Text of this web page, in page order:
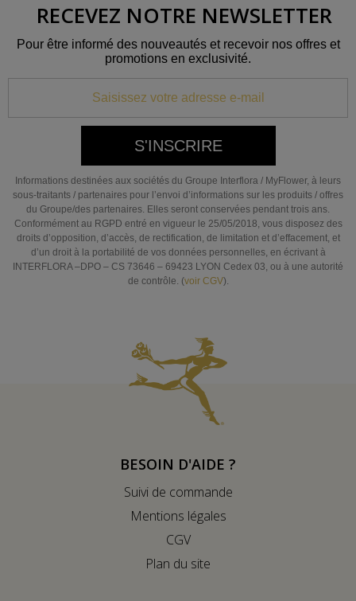
RECEVEZ NOTRE NEWSLETTER
Pour être informé des nouveautés et recevoir nos offres et
promotions en exclusivité.
S'INSCRIRE
Informations destinées aux sociétés du Groupe Interflora / MyFlower, à leurs
sous-traitants / partenaires pour l’envoi d’informations sur les produits / offres
du Groupe/des partenaires. Elles seront conservées pendant trois ans.
Conformément au RGPD entré en vigueur le 25/05/2018, vous disposez des
droits d’opposition, d’accès, de rectification, de limitation et d’effacement, et
d’un droit à la portabilité de vos données personnelles, en écrivant à
INTERFLORA –DPO – CS 73646 – 69423 LYON Cedex 03, ou à une autorité
de contrôle. (voir CGV).
BESOIN D'AIDE ?
Suivi de commande
Mentions légales
CGV
Plan du site